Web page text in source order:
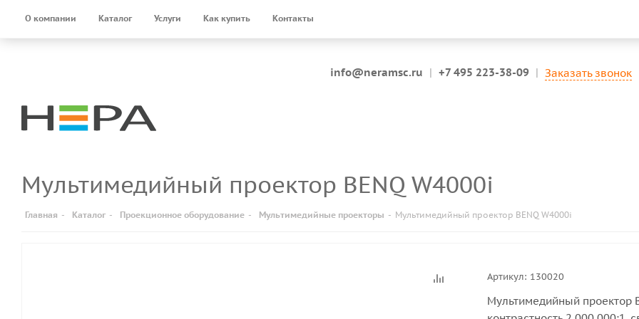
О компании Каталог Услуги Как купить Контакты
info@neramsc.ru | +7 495 223-38-09 | Заказать звонок
Мультимедийный проектор BENQ W4000i
Главная - Каталог - Проекционное оборудование - Мультимедийные проекторы - Мультимедийный проектор BENQ W4000i
Артикул: 130020
Мультимедийный проектор